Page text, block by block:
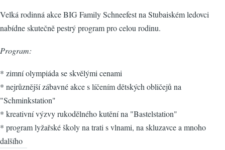
Velká rodinná akce BIG Family Schneefest na Stubaiském ledovci
nabídne skutečně pestrý program pro celou rodinu.
Program:
* zimní olympiáda se skvělými cenami
* nejrůznější zábavné akce s líčením dětských obličejů na
"Schminkstation"
* kreativní výzvy rukodělného kutění na "Bastelstation"
* program lyžařské školy na trati s vlnami, na skluzavce a mnoho
dalšího